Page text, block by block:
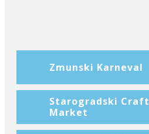
Zmunski Karneval
Starogradski Craft
Market